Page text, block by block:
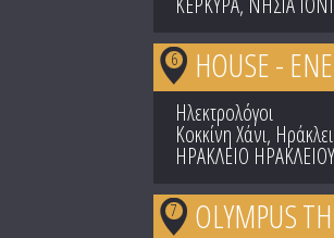
HOUSE -
6
Ηλεκτρολόγοι
Κοκκίνη Χάνι,
ΗΡΑΚΛΕΙΟ ΗΡΑΚΛΕΙΟΥ
OLYMPUS
7